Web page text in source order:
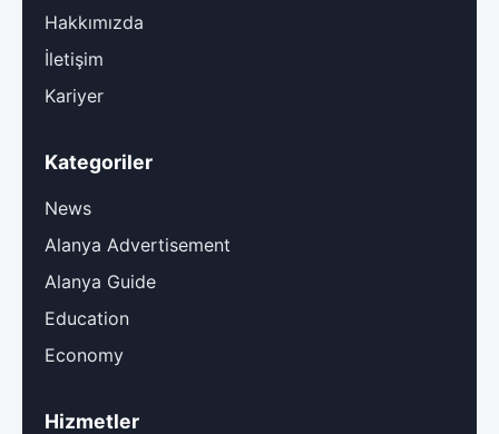
Hakkımızda
İletişim
Kariyer
Kategoriler
News
Alanya Advertisement
Alanya Guide
Education
Economy
Hizmetler